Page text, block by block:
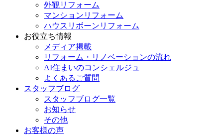
外観リフォーム
マンションリフォーム
ハウスリボーンリフォーム
お役立ち情報
メディア掲載
リフォーム・リノベーションの流れ
AI住まいのコンシェルジュ
よくあるご質問
スタッフブログ
スタッフブログ一覧
お知らせ
その他
お客様の声